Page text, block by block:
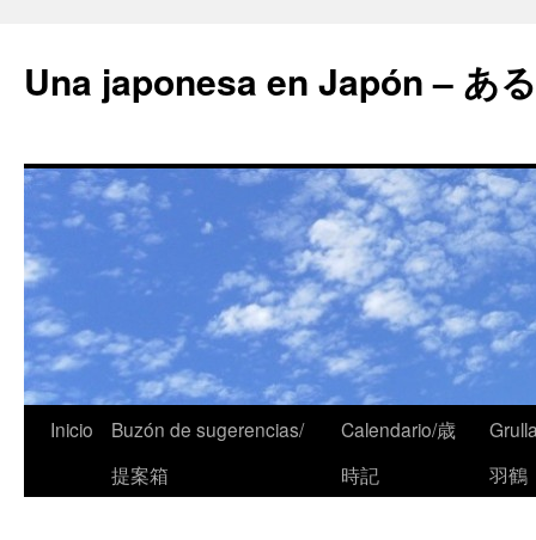
Una japonesa en Japón – あ
Inicio
Buzón de sugerencias/
提案箱
Calendario/歳
時記
羽鶴